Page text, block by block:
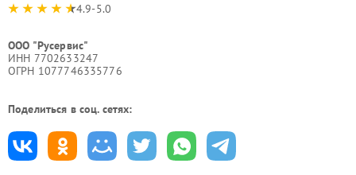
4.9-5.0
ООО "Русервис"
ИНН 7702633247
ОГРН 1077746335776
Поделиться в соц. сетях: